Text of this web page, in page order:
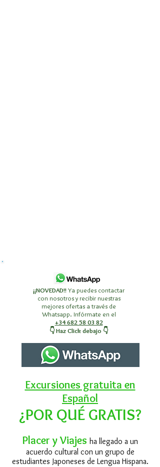
¡¡NOVEDAD!!Ya puedes contactar
con nosotros y recibir nuestras
mejores ofertas a través de
Whatsapp. Infórmate en el
+34 682 58 03 82
👇 Haz Click debajo 👇
Excursiones gratuita en
Español
¿POR QUÉ GRATIS?
Placer y Viajes ha llegado a un
acuerdo cultural con un grupo de
estudiantes Japoneses de Lengua Hispana.